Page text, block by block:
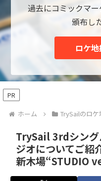
過去にコミックマ
頒布し
ロケ
PR
ホーム TrySailのロケ
TrySail 3rdシン
ジオについてご紹
新木場“STUDIO